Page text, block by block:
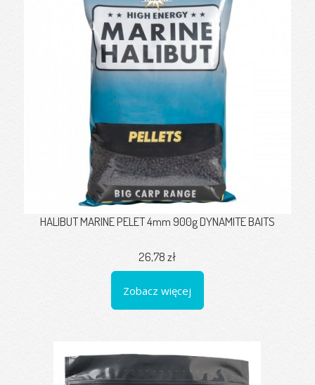
HALIBUT MARINE PELET 4mm 900g DYNAMITE BAITS
26,78 zł
Zobacz więcej